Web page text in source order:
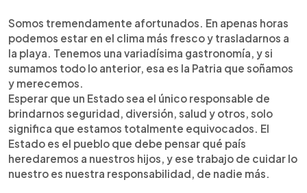
Somos tremendamente afortunados. En apenas horas
podemos estar en el clima más fresco y trasladarnos a
la playa. Tenemos una variadísima gastronomía, y si
sumamos todo lo anterior, esa es la Patria que soñamos
y merecemos.
Esperar que un Estado sea el único responsable de
brindarnos seguridad, diversión, salud y otros, solo
significa que estamos totalmente equivocados. El
Estado es el pueblo que debe pensar qué país
heredaremos a nuestros hijos, y ese trabajo de cuidar lo
nuestro es nuestra responsabilidad, de nadie más.